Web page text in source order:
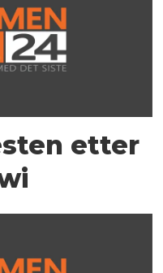
etter